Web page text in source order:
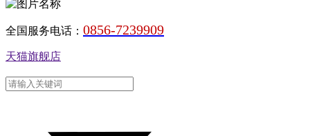
全国服务电话： 0856-7239909
天猫旗舰店